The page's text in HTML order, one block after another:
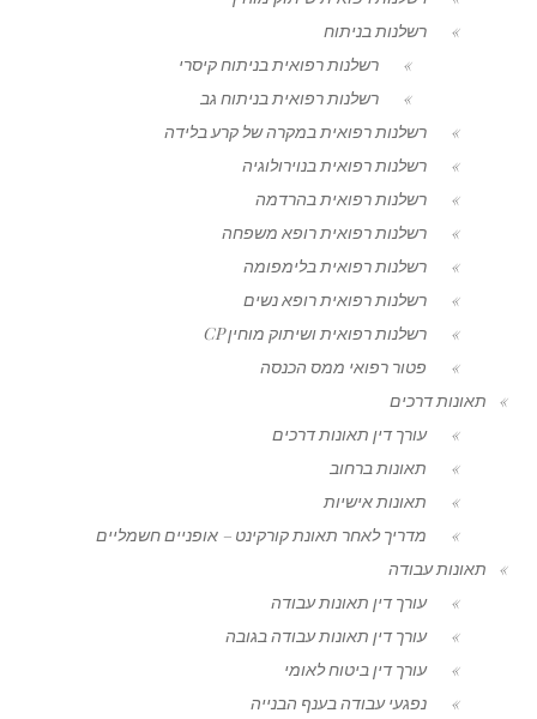
רשלנות בניתוח
רשלנות רפואית בניתוח קיסרי
רשלנות רפואית בניתוח גב
רשלנות רפואית במקרה של קרע בלידה
רשלנות רפואית בנוירולוגיה
רשלנות רפואית בהרדמה
רשלנות רפואית רופא משפחה
רשלנות רפואית בלימפומה
רשלנות רפואית רופא נשים
רשלנות רפואית ושיתוק מוחין CP
פטור רפואי ממס הכנסה
תאונות דרכים
עורך דין תאונות דרכים
תאונות ברחוב
תאונות אישיות
מדריך לאחר תאונת קורקינט – אופניים חשמליים
תאונות עבודה
עורך דין תאונות עבודה
עורך דין תאונות עבודה בגובה
עורך דין ביטוח לאומי
נפגעי עבודה בענף הבנייה